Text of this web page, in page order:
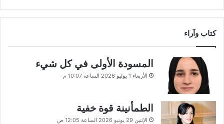
كتاب وآراء
المسودة الأولى في كل شيء
الأربعاء 1 يوليو 2026 الساعة 10:07 م
الطمأنينة قوة خفية
الإثنين 29 يونيو 2026 الساعة 12:05 ص